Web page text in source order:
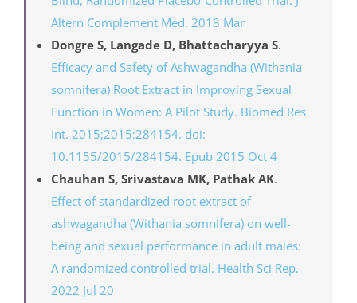
Altern Complement Med. 2018 Mar
Dongre S, Langade D, Bhattacharyya S
Efficacy and Safety of Ashwagandha (Withania
somnifera) Root Extract in Improving Sexual
Function in Women: A Pilot Study. Biomed Res
Int. 2015;2015:284154. doi:
10.1155/2015/284154. Epub 2015 Oct 4
Chauhan S, Srivastava MK, Pathak AK.
Effect of standardized root extract of
ashwagandha (Withania somnifera) on well-
being and sexual performance in adult males:
A randomized controlled trial. Health Sci Rep.
2022 Jul 20
Fardis Malekijahan